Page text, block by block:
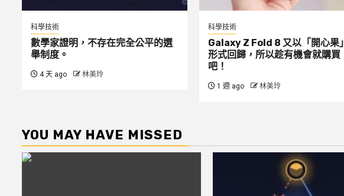
科學技術
數學家證明，不存在完全公平的選
舉制度。
4 天 ago 林美玲
科學技術
Galaxy Z Fold 8 又以「開心果」
形式回歸，所以趁有機會就購買
吧！
1 週 ago 林美玲
YOU MAY HAVE MISSED